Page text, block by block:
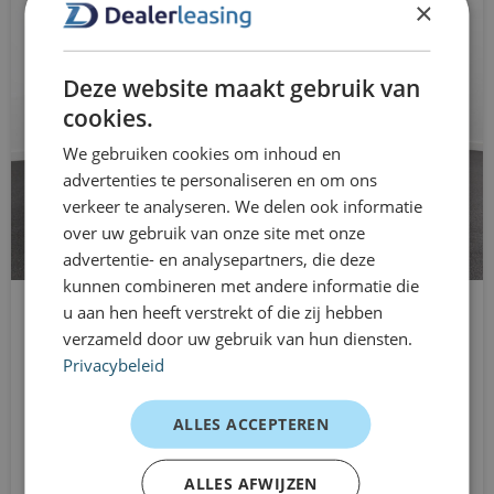
voor jou
Dealerleasing biedt maximale vrijheid in mobiliteit. Je
rijdt de Volkswagen Passat al vanaf 1 maand, zonder vast
te zitten aan langdurige leasecontracten. Ideaal bij
tijdelijke inzet, uitbreiding van het team, nieuwe
medewerkers of groei van je onderneming.
Klantervaringen
Accountmanager – lange ritten
“Comfortabel en stabiel, ideaal voor veel zakelijke
ZZP’er – dagelijks zakelijk gebruik
“Prettige auto met veel ruimte, ideaal voor werk en
MKB – representatieve wagen
Bluetooth telefoonvoorbereiding
bots herkenning en activatie
bots waarschuwing systeem
Brake Assist System
buitenspiegel(s) automatisch dimmend
buitenspiegels elektrisch verstel- en
verwarmbaar
buitentemperatuurmeter
Camera
centrale deurvergrendeling met
Ford Focus
Stationwagon
/mnd excl. btw
×
Deze website maakt gebruik van
cookies.
We gebruiken cookies om inhoud en
advertenties te personaliseren en om ons
verkeer te analyseren. We delen ook informatie
over uw gebruik van onze site met onze
advertentie- en analysepartners, die deze
kunnen combineren met andere informatie die
u aan hen heeft verstrekt of die zij hebben
verzameld door uw gebruik van hun diensten.
Privacybeleid
ALLES ACCEPTEREN
ALLES AFWIJZEN